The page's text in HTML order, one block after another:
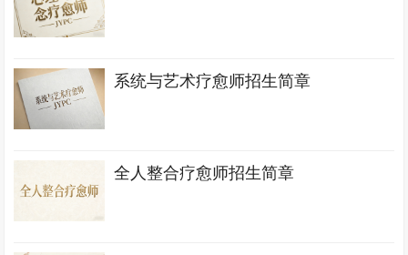
系统与艺术疗愈师招生简章
全人整合疗愈师招生简章